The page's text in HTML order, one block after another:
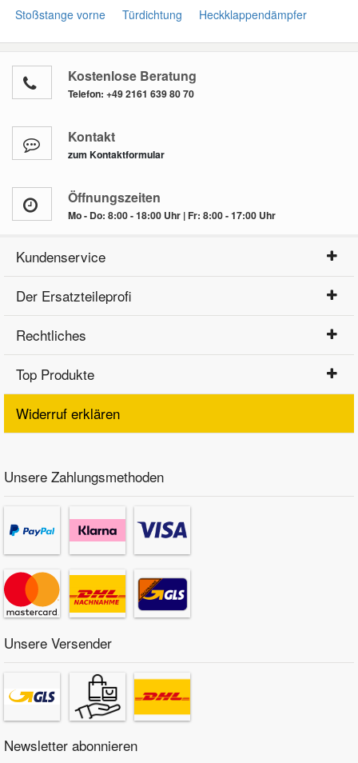
Stoßstange vorne
Türdichtung Heckklappendämpfer
Kostenlose Beratung
Telefon: +49 2161 639 80 70
Kontakt
zum Kontaktformular
Öffnungszeiten
Mo - Do: 8:00 - 18:00 Uhr | Fr: 8:00 - 17:00 Uhr
Kundenservice
Der Ersatzteileprofi
Rechtliches
Top Produkte
Widerruf erklären
Unsere Zahlungsmethoden
Unsere Versender
Newsletter abonnieren